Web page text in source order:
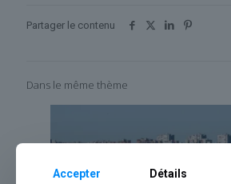
Partager le contenu
Dans le même thème
Accepter Détails